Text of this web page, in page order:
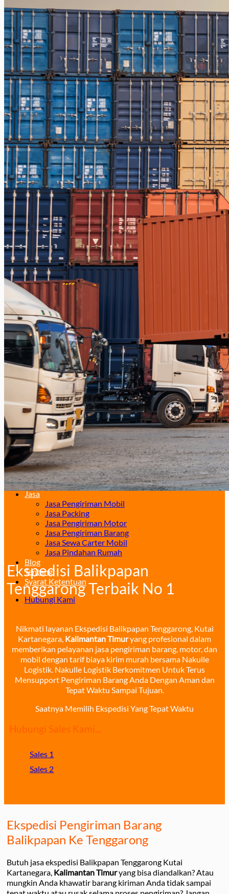
Jakarta – Gorontalo
Jakarta – Samarinda
Makassar
Makassar – Balikpapan
Makassar – Samarinda
Makassar – Ambon
Makassar – Halmahera Tengah
Makassar – Manado
Makassar – Ternate
Makassar – Biak
Makassar – Timika
Makassar – Fakfak
Makassar – Tual
Makassar – Jayapura
Makassar – Kaimana
Makassar – Sorong
Makassar – Manokwari
Makassar – Merauke
Makassar – Nabire
Makassar – Papua
Makassar – Serui
Balikpapan
Balikpapan – Makassar
Balikpapan – Papua
Balikpapan – Ternate
Balikpapan – Kendari
Balikpapan – Surabaya
Balikpapan – Semarang
Balikpapan – Manado
Balikpapan – Jakarta
Balikpapan – Bali
Samarinda
Samarinda – Kendari
Samarinda – Makassar
Surabaya
Surabaya – Tenggarong
Surabaya – Grogot
Surabaya – Sangatta
Surabaya – Tanjung Selor
Surabaya – Berau
Surabaya – Tarakan
Surabaya – Malinau
Surabaya – Bontang
Surabaya – Gorontalo
Surabaya – Kendari
Surabaya – Samarinda
Surabaya – Balikpapan
Surabaya – Manado
Surabaya – Palu
Surabaya – Makassar
Jasa
Jasa Pengiriman Mobil
Jasa Packing
Jasa Pengiriman Motor
Jasa Pengiriman Barang
Jasa Sewa Carter Mobil
Jasa Pindahan Rumah
Blog
Tentang
Syarat Ketentuan
Hubungi Kami
Ekspedisi Balikpapan
Tenggarong Terbaik No 1
Nikmati layanan Ekspedisi Balikpapan Tenggarong, Kutai
Kartanegara, Kalimantan Timuryang profesional dalam
memberikan pelayanan jasa pengiriman barang, motor, dan
mobil dengan tarif biaya kirim murah bersama Nakulle
Logistik. Nakulle Logistik Berkomitmen Untuk Terus
Mensupport Pengiriman Barang Anda Dengan Aman dan
Tepat Waktu Sampai Tujuan.
Saatnya Memilih Ekspedisi Yang Tepat Waktu
Hubungi Sales Kami...
Sales 1
Sales 2
Ekspedisi Pengiriman Barang
Balikpapan Ke Tenggarong
Butuh jasa ekspedisi Balikpapan Tenggarong Kutai
Kartanegara, Kalimantan Timuryang bisa diandalkan? Atau
mungkin Anda khawatir barang kiriman Anda tidak sampai